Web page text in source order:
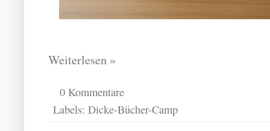
Weiterlesen »
0 Kommentare
Labels: Dicke-Bücher-Camp